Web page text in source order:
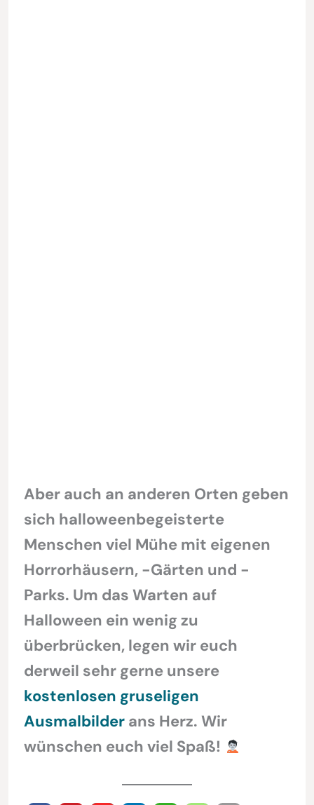
Aber auch an anderen Orten geben
sich halloweenbegeisterte
Menschen viel Mühe mit eigenen
Horrorhäusern, -Gärten und -
Parks. Um das Warten auf
Halloween ein wenig zu
überbrücken, legen wir euch
derweil sehr gerne unsere
kostenlosen gruseligen
Ausmalbilderans Herz. Wir
wünschen euch viel Spaß!